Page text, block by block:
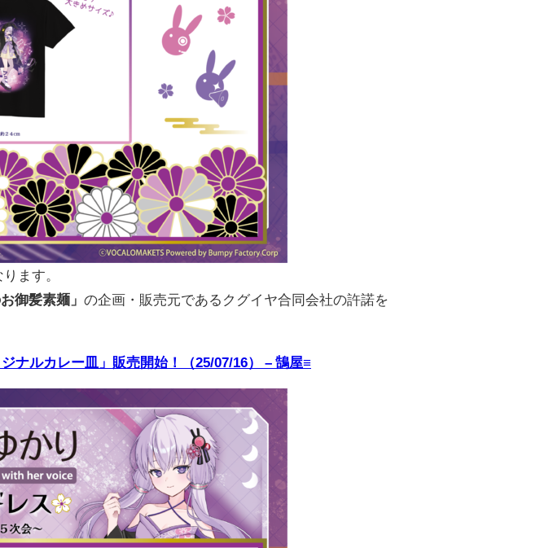
ます。
御髪素麺」 の企画・販売元であるクグイヤ合同会社の許諾を
ナルカレー皿」販売開始！（25/07/16） – 鵠屋≡